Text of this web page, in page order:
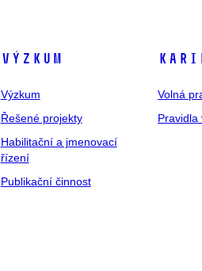
Výzkum
Výzkum
Řešené projekty
Habilitační a jmenovací
řízení
Publikační činnost
Volná